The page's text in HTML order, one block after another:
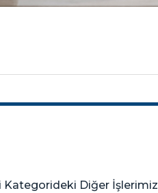
Kategorideki Diğer İşlerimiz